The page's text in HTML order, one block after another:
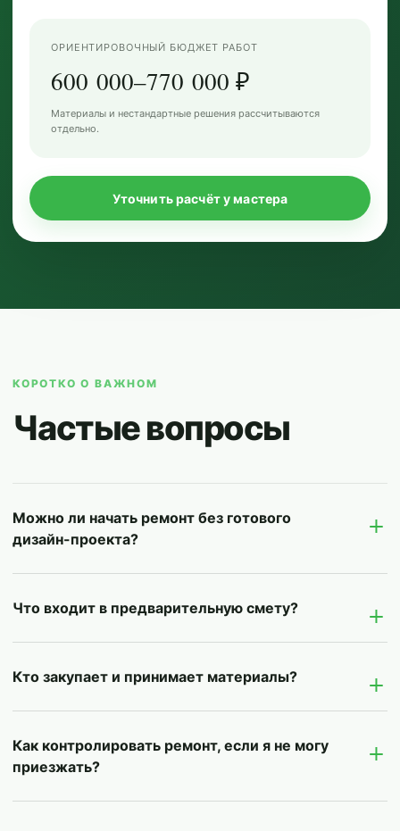
ОРИЕНТИРОВОЧНЫЙ БЮДЖЕТ РАБОТ
600 000–770 000 ₽
Материалы и нестандартные решения рассчитываются
отдельно.
Уточнить расчёт у мастера
КОРОТКО О ВАЖНОМ
Частые вопросы
Можно ли начать ремонт без готового
дизайн-проекта?
Что входит в предварительную смету?
Кто закупает и принимает материалы?
Как контролировать ремонт, если я не могу
приезжать?